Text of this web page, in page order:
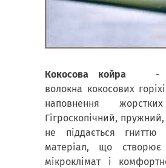
Кокосова койра
-
волокна кокосових
наповнення
Гігроскопічний,
не піддається гниттю
матеріал, що створює
мікроклімат і